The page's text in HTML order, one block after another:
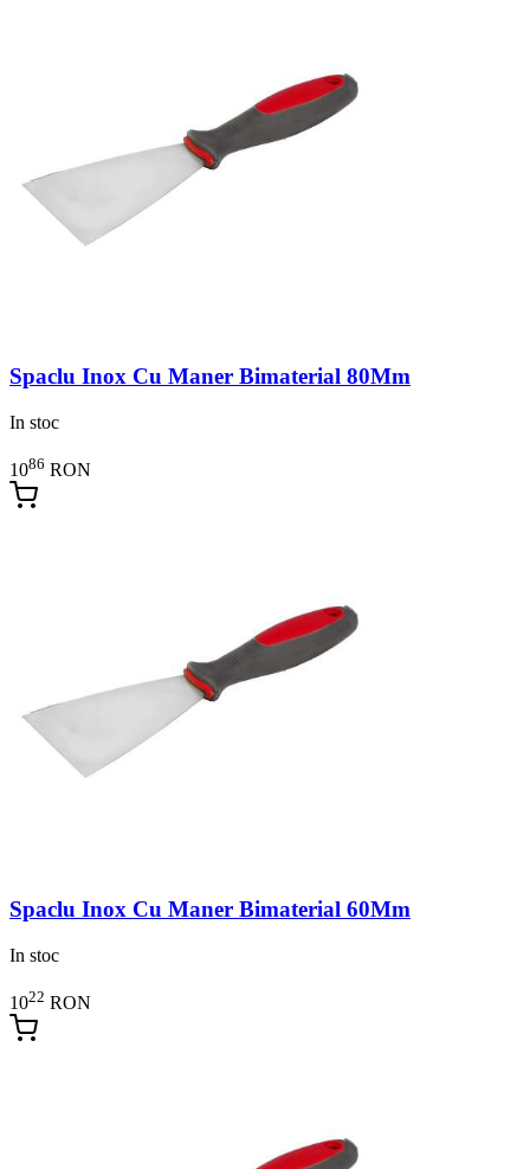
Spaclu Inox Cu Maner Bimaterial 80Mm
In stoc
1086 RON
Spaclu Inox Cu Maner Bimaterial 60Mm
In stoc
1022 RON